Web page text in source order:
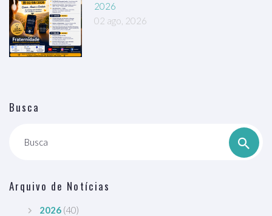
2026
02 ago, 2026
Busca
Busca
Arquivo de Notícias
2026 (40)